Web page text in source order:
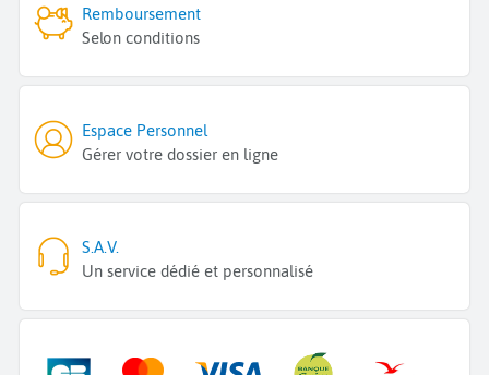
Remboursement
Selon conditions
Espace Personnel
Gérer votre dossier en ligne
S.A.V.
Un service dédié et personnalisé